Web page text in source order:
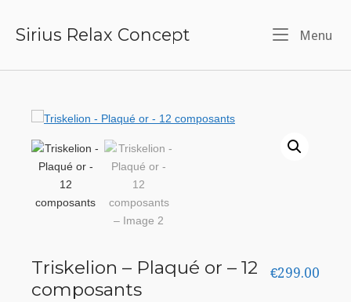
to
Sirius Relax Concept Menu
€299.00
Triskelion – Plaqué or – 12
composants